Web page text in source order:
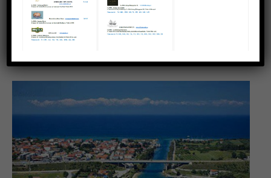
Home Turism Kassandra i Chalkidiki
TURISM
juli 26, 2022